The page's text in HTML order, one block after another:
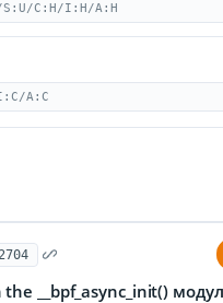
S:U/C:H/I:H/A:H
A:C
__bpf_async_init()